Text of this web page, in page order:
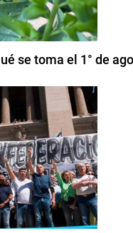
se toma el 1° de